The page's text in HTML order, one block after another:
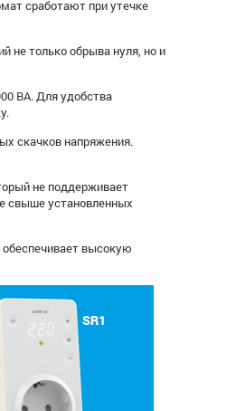
сработают при утечке
не только обрыва нуля, но и
ВА. Для удобства
скачков напряжения.
не поддерживает
свыше установленных
высокую